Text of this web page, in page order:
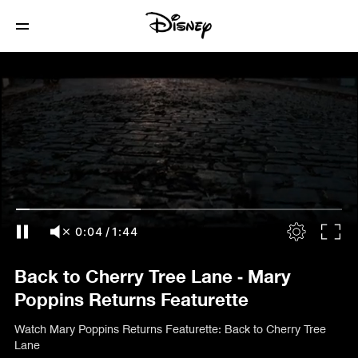
0:05 /1:44
Back to Cherry Tree Lane - Mary
Poppins Returns Featurette
Watch Mary Poppins Returns Featurette: Back to Cherry Tree
Lane